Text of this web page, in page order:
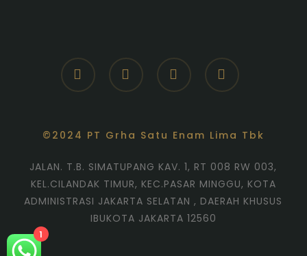
facebookyoutube instagramwhatsapp
©2024 PT Grha Satu Enam Lima Tbk
JALAN. T.B. SIMATUPANG KAV. 1, RT 008 RW 003,
KEL.CILANDAK TIMUR, KEC.PASAR MINGGU, KOTA
ADMINISTRASI JAKARTA SELATAN , DAERAH KHUSUS
IBUKOTA JAKARTA 12560
1